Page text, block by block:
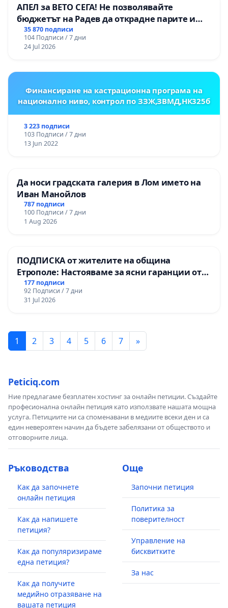
АПЕЛ за ВЕТО СЕГА! Не позволявайте
бюджетът на Радев да открадне парите и
правата ни в тъмното
35 870 подписи
104 Подписи / 7 дни
24 Jul 2026
Финансиране на кастрационна програма на
национално ниво, контрол по ЗЗЖ,ЗВМД,НК325б
3 223 подписи
103 Подписи / 7 дни
13 Jun 2022
Да носи градската галерия в Лом името на
Иван Манойлов
787 подписи
100 Подписи / 7 дни
1 Aug 2026
ПОДПИСКА от жителите на община
Етрополе: Настояваме за ясни гаранции от
“Елаците-МЕД” АД и от държавата, че ще се
изпълнят всички екологични норми!
177 подписи
92 Подписи / 7 дни
31 Jul 2026
1 2 3 4 5 6 7 »
Peticiq.com
Ние предлагаме безплатен хостинг за онлайн петиции. Създайте
професионална онлайн петиция като използвате нашата мощна
услуга. Петициите ни са споменавани в медиите всеки ден и са
един невероятен начин да бъдете забелязани от обществото и
отговорните лица.
Ръководства
Как да започнете
онлайн петиция
Как да напишете
петиция?
Как да популяризираме
една петиция?
Как да получите
медийно отразяване на
вашата петиция
Още
Започни петиция
Политика за
поверителност
Управление на
бисквитките
За нас